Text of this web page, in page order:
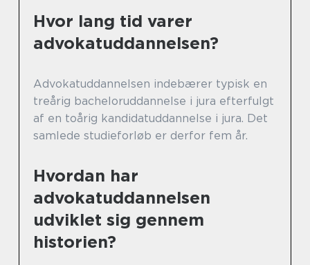
Hvor lang tid varer
advokatuddannelsen?
Advokatuddannelsen indebærer typisk en
treårig bacheloruddannelse i jura efterfulgt
af en toårig kandidatuddannelse i jura. Det
samlede studieforløb er derfor fem år.
Hvordan har
advokatuddannelsen
udviklet sig gennem
historien?